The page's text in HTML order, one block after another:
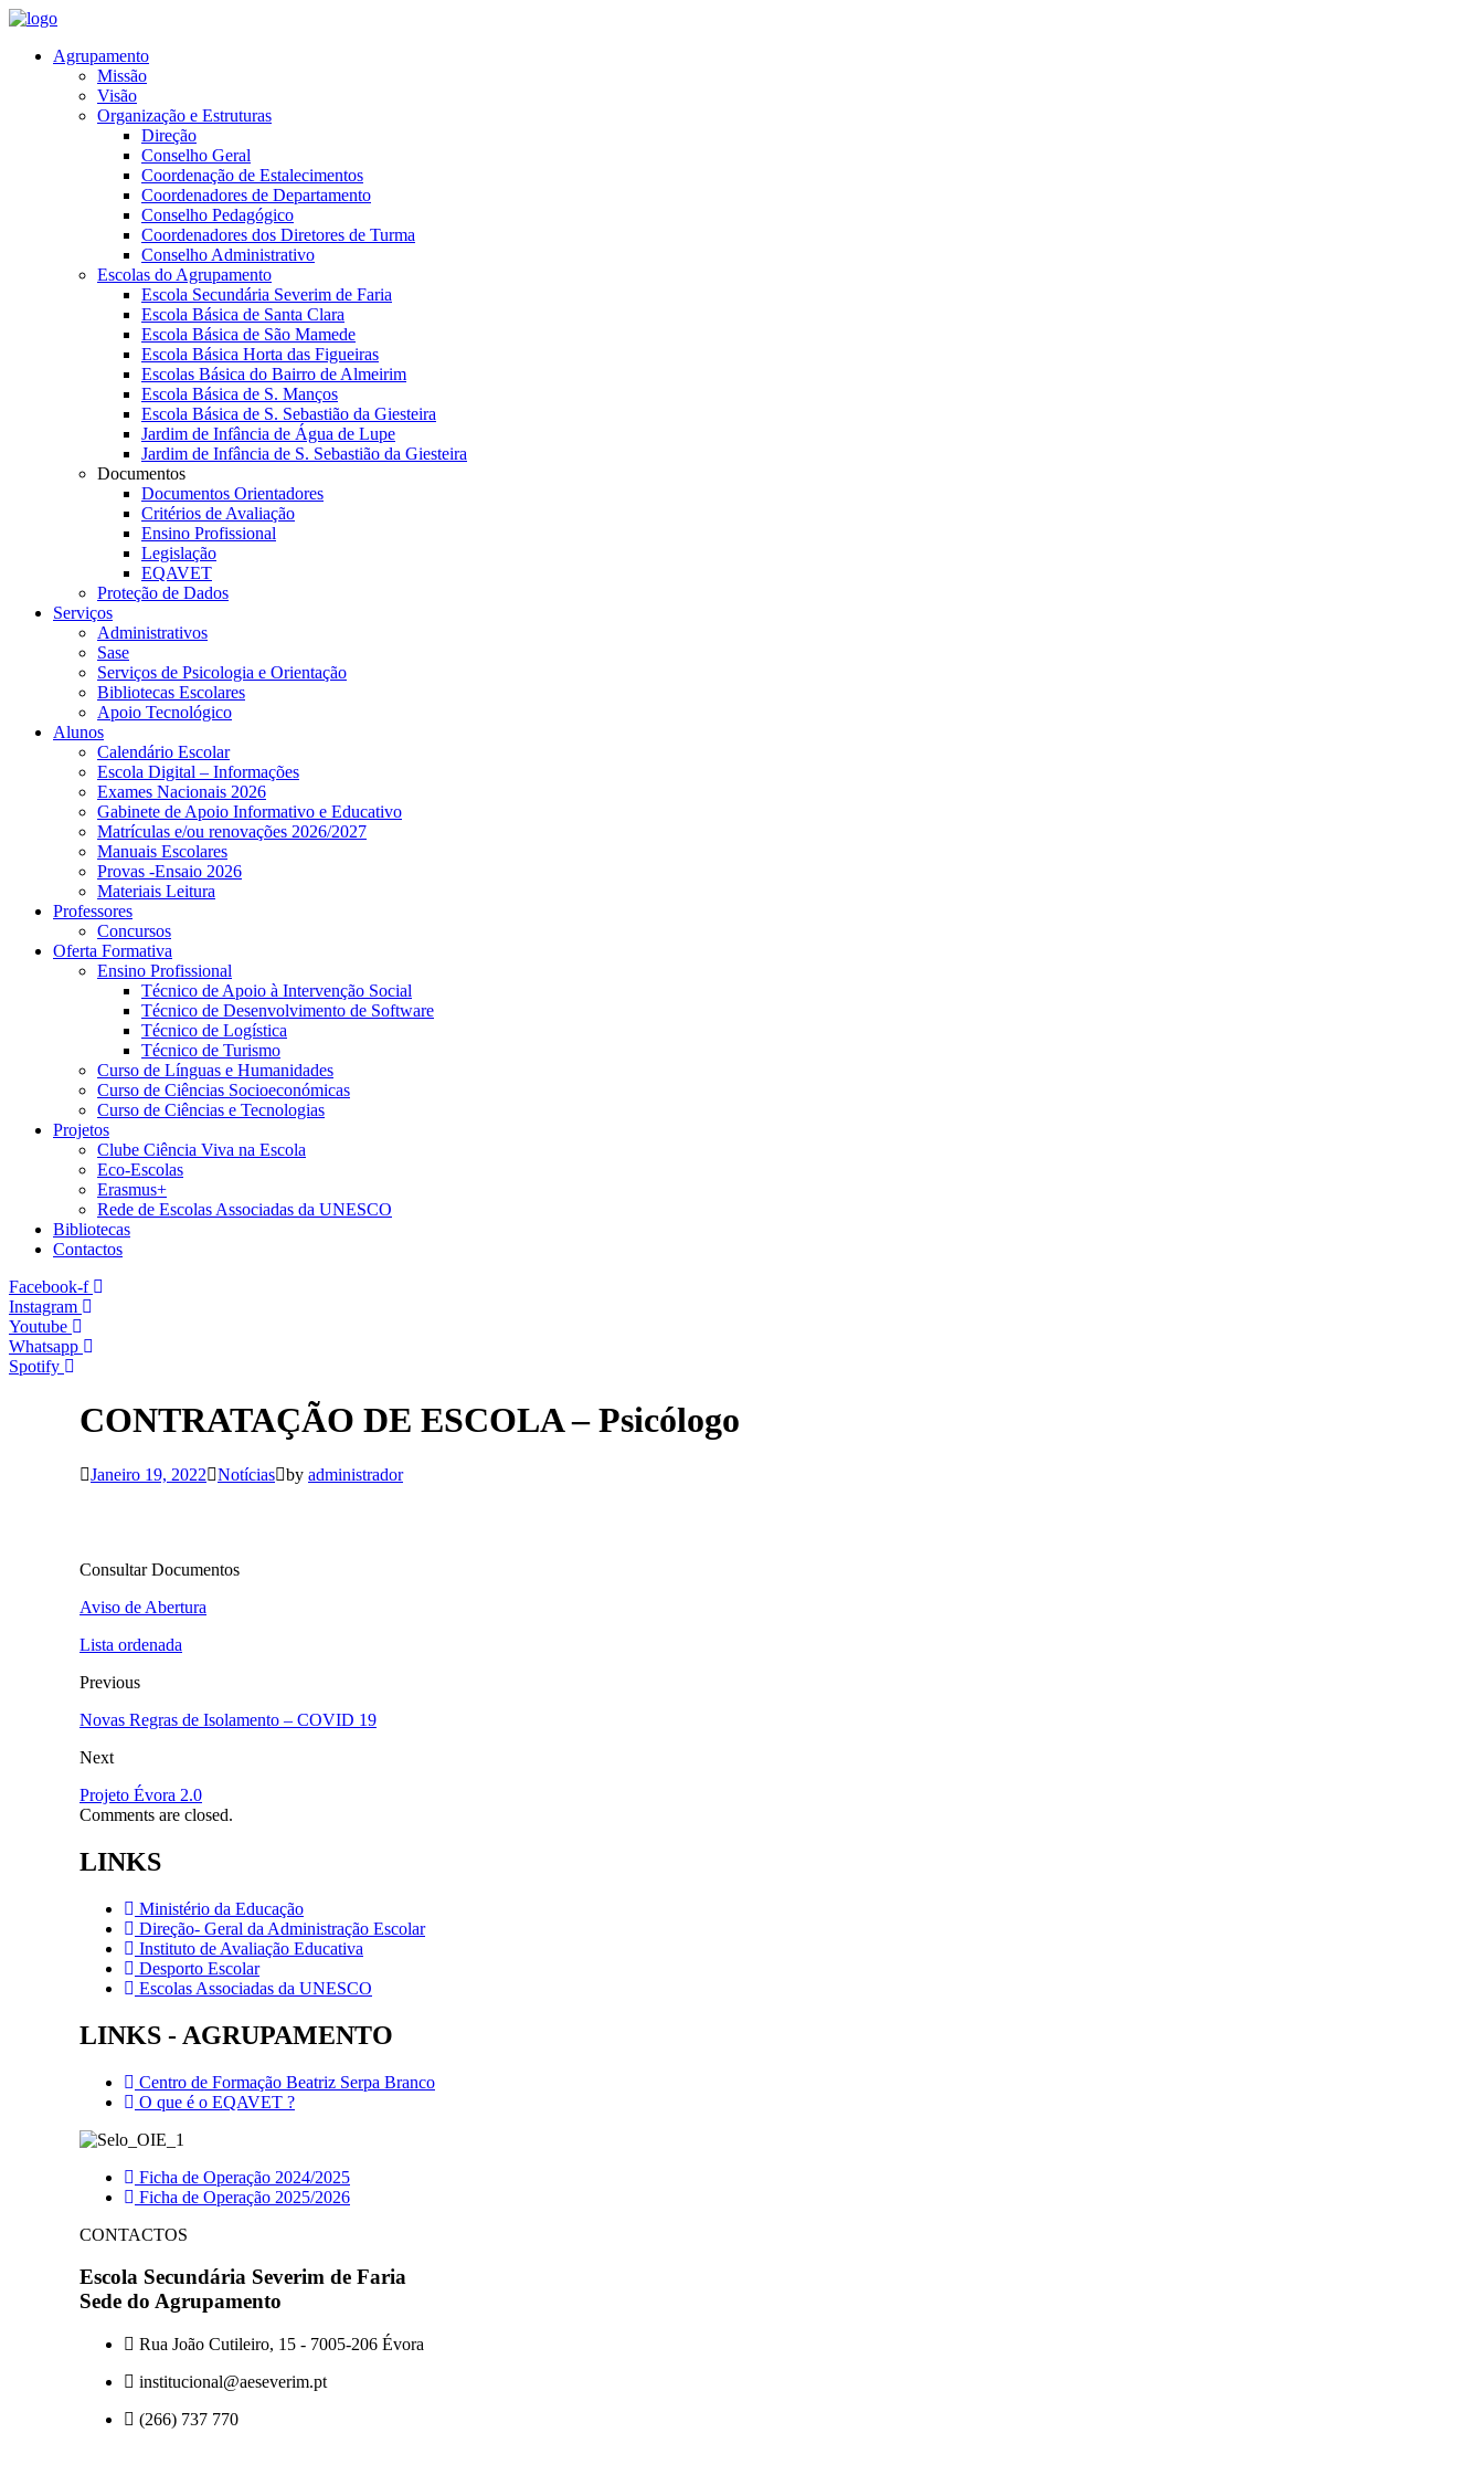
Agrupamento
Missão
Visão
Organização e Estruturas
Direção
Conselho Geral
Coordenação de Estalecimentos
Coordenadores de Departamento
Conselho Pedagógico
Coordenadores dos Diretores de Turma
Conselho Administrativo
Escolas do Agrupamento
Escola Secundária Severim de Faria
Escola Básica de Santa Clara
Escola Básica de São Mamede
Escola Básica Horta das Figueiras
Escolas Básica do Bairro de Almeirim
Escola Básica de S. Manços
Escola Básica de S. Sebastião da Giesteira
Jardim de Infância de Água de Lupe
Jardim de Infância de S. Sebastião da Giesteira
Documentos
Documentos Orientadores
Critérios de Avaliação
Ensino Profissional
Legislação
EQAVET
Proteção de Dados
Serviços
Administrativos
Sase
Serviços de Psicologia e Orientação
Bibliotecas Escolares
Apoio Tecnológico
Alunos
Calendário Escolar
Escola Digital – Informações
Exames Nacionais 2026
Gabinete de Apoio Informativo e Educativo
Matrículas e/ou renovações 2026/2027
Manuais Escolares
Provas -Ensaio 2026
Materiais Leitura
Professores
Concursos
Oferta Formativa
Ensino Profissional
Técnico de Apoio à Intervenção Social
Técnico de Desenvolvimento de Software
Técnico de Logística
Técnico de Turismo
Curso de Línguas e Humanidades
Curso de Ciências Socioeconómicas
Curso de Ciências e Tecnologias
Projetos
Clube Ciência Viva na Escola
Eco-Escolas
Erasmus+
Rede de Escolas Associadas da UNESCO
Bibliotecas
Contactos
Facebook-f
Instagram
Youtube
Whatsapp
Spotify
CONTRATAÇÃO DE ESCOLA – Psicólogo
Janeiro 19, 2022 Notícias by administrador
Consultar Documentos
Aviso de Abertura
Lista ordenada
Previous
Novas Regras de Isolamento – COVID 19
Next
Projeto Évora 2.0
Comments are closed.
LINKS
Ministério da Educação
Direção- Geral da Administração Escolar
Instituto de Avaliação Educativa
Desporto Escolar
Escolas Associadas da UNESCO
LINKS - AGRUPAMENTO
Centro de Formação Beatriz Serpa Branco
O que é o EQAVET ?
Ficha de Operação 2024/2025
Ficha de Operação 2025/2026
CONTACTOS
Escola Secundária Severim de Faria
Sede do Agrupamento
Rua João Cutileiro, 15 - 7005-206 Évora
institucional@aeseverim.pt
(266) 737 770